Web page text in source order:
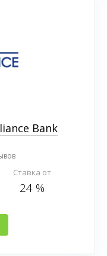
Bank
Ставка от
24 %